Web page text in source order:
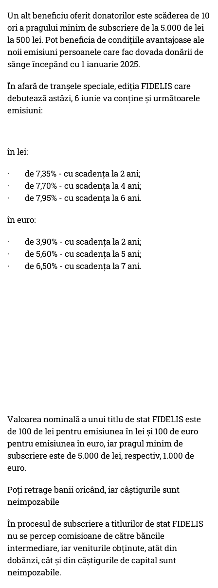
Un alt beneficiu oferit donatorilor este scăderea de 10
ori a pragului minim de subscriere de la 5.000 de lei
la 500 lei. Pot beneficia de condițiile avantajoase ale
noii emisiuni persoanele care fac dovada donării de
sânge începând cu 1 ianuarie 2025.
În afară de tranșele speciale, ediția FIDELIS care
debutează astăzi, 6 iunie va conține și următoarele
emisiuni:
în lei:
· de 7,35% - cu scadența la 2 ani;
· de 7,70% - cu scadența la 4 ani;
· de 7,95% - cu scadența la 6 ani.
în euro:
· de 3,90% - cu scadența la 2 ani;
· de 5,60% - cu scadența la 5 ani;
· de 6,50% - cu scadența la 7 ani.
Valoarea nominală a unui titlu de stat FIDELIS este
de 100 de lei pentru emisiunea în lei și 100 de euro
pentru emisiunea în euro, iar pragul minim de
subscriere este de 5.000 de lei, respectiv, 1.000 de
euro.
Poți retrage banii oricând, iar câștigurile sunt
neimpozabile
În procesul de subscriere a titlurilor de stat FIDELIS
nu se percep comisioane de către băncile
intermediare, iar veniturile obținute, atât din
dobânzi, cât și din câștigurile de capital sunt
neimpozabile.